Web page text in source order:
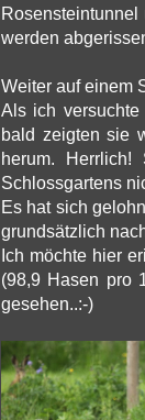
werden
Weiter auf einem
Als ich
bald zeigten sie
herum.
Schlossgartens
Es hat sich
grundsätzlich
Ich möchte hier
(98,9 Hasen pro
gesehen..:-)